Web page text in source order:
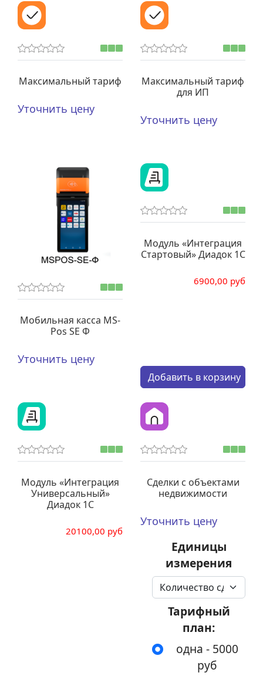
Максимальный тариф
Уточнить цену
Максимальный тариф
для ИП
Уточнить цену
Мобильная касса MS-
Pos SЕ Ф
Уточнить цену
Модуль «Интеграция
Стартовый» Диадок 1С
6900,00 руб
Кол-во:
Добавить в корзину
Модуль «Интеграция
Универсальный»
Диадок 1С
20100,00 руб
Сделки с объектами
недвижимости
Уточнить цену
Единицы
измерения
Тарифный
план:
одна - 5000
руб